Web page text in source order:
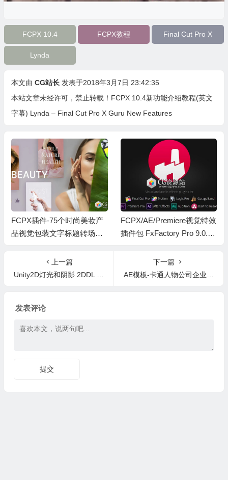
FCPX 10.4 FCPX教程 Final Cut Pro X
Lynda
本文由 CG站长 发表于2018年3月7日 23:42:35
本站文章未经许可，禁止转载！ FCPX 10.4新功能介绍教程(英文
字幕) Lynda – Final Cut Pro X Guru New Features
FCPX插件-75个时尚美妆产
品视觉包装文字标题转场展
FCPX/AE/Premiere视觉特效
插件包 FxFactory Pro 9.0.4
上一篇
Unity2D灯光和阴影 2DDL Pro 2D Dynamic Lights and Shadows v1.4.3
下一篇
AE模板-卡通人物公司企业宣传人员促销工具包MG动画
发表评论